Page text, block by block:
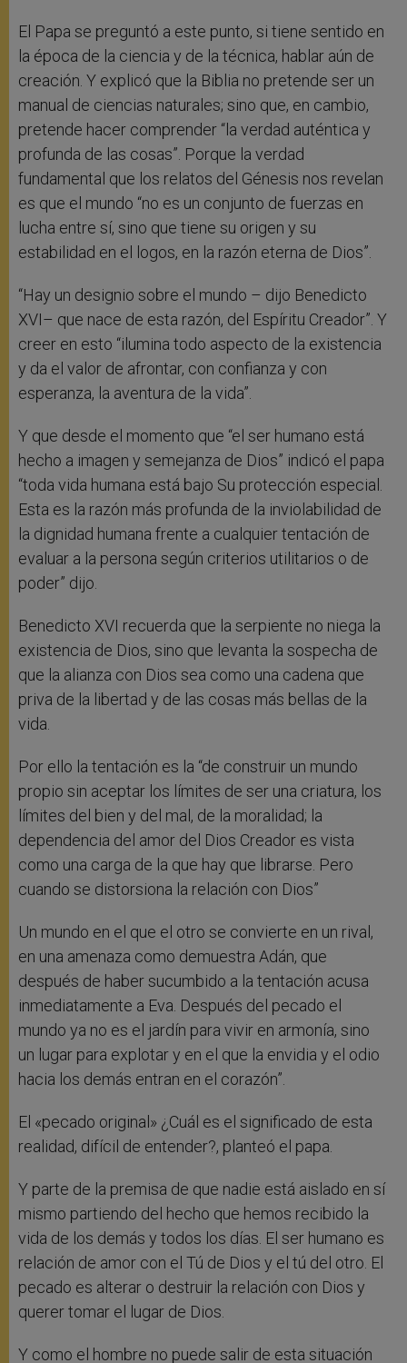
El Papa se preguntó a este punto, si tiene sentido en
la época de la ciencia y de la técnica, hablar aún de
creación. Y explicó que la Biblia no pretende ser un
manual de ciencias naturales; sino que, en cambio,
pretende hacer comprender “la verdad auténtica y
profunda de las cosas”. Porque la verdad
fundamental que los relatos del Génesis nos revelan
es que el mundo “no es un conjunto de fuerzas en
lucha entre sí, sino que tiene su origen y su
estabilidad en el logos, en la razón eterna de Dios”.
“Hay un designio sobre el mundo – dijo Benedicto
XVI– que nace de esta razón, del Espíritu Creador”. Y
creer en esto “ilumina todo aspecto de la existencia
y da el valor de afrontar, con confianza y con
esperanza, la aventura de la vida”.
Y que desde el momento que “el ser humano está
hecho a imagen y semejanza de Dios” indicó el papa
“toda vida humana está bajo Su protección especial.
Esta es la razón más profunda de la inviolabilidad de
la dignidad humana frente a cualquier tentación de
evaluar a la persona según criterios utilitarios o de
poder” dijo.
Benedicto XVI recuerda que la serpiente no niega la
existencia de Dios, sino que levanta la sospecha de
que la alianza con Dios sea como una cadena que
priva de la libertad y de las cosas más bellas de la
vida.
Por ello la tentación es la “de construir un mundo
propio sin aceptar los límites de ser una criatura, los
límites del bien y del mal, de la moralidad; la
dependencia del amor del Dios Creador es vista
como una carga de la que hay que librarse. Pero
cuando se distorsiona la relación con Dios”
Un mundo en el que el otro se convierte en un rival,
en una amenaza como demuestra Adán, que
después de haber sucumbido a la tentación acusa
inmediatamente a Eva. Después del pecado el
mundo ya no es el jardín para vivir en armonía, sino
un lugar para explotar y en el que la envidia y el odio
hacia los demás entran en el corazón”.
El «pecado original» ¿Cuál es el significado de esta
realidad, difícil de entender?, planteó el papa.
Y parte de la premisa de que nadie está aislado en sí
mismo partiendo del hecho que hemos recibido la
vida de los demás y todos los días. El ser humano es
relación de amor con el Tú de Dios y el tú del otro. El
pecado es alterar o destruir la relación con Dios y
querer tomar el lugar de Dios.
Y como el hombre no puede salir de esta situación